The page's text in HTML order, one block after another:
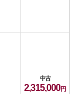
中古
2,315,000